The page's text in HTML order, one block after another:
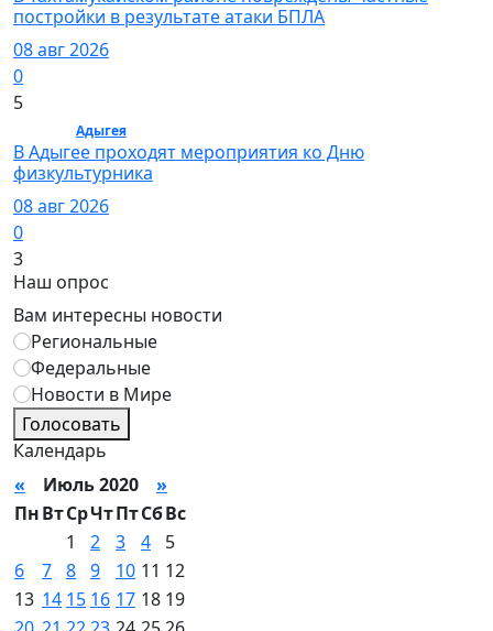
постройки в результате атаки БПЛА
08 авг 2026
0
5
Адыгея/ Спорт
В Адыгее проходят мероприятия ко Дню
физкультурника
08 авг 2026
0
3
Наш опрос
Вам интересны новости
Региональные
Федеральные
Новости в Мире
Голосовать
Календарь
« Июль 2020 »
ПнВтСрЧтПтСбВс
1
2 3 4
5
6
7 8 9 10 11 12
13 14 15 16 17 18 19